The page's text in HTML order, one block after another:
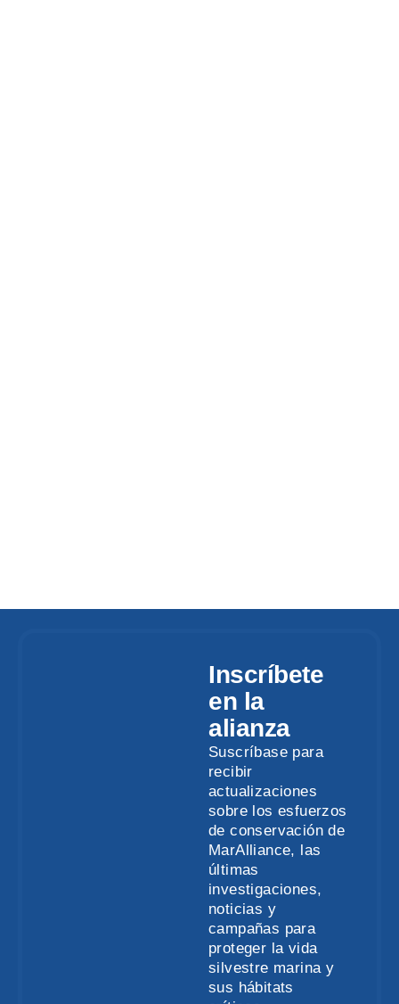
Inscríbete
en la
alianza
Suscríbase para
recibir
actualizaciones
sobre los esfuerzos
de conservación de
MarAlliance, las
últimas
investigaciones,
noticias y
campañas para
proteger la vida
silvestre marina y
sus hábitats